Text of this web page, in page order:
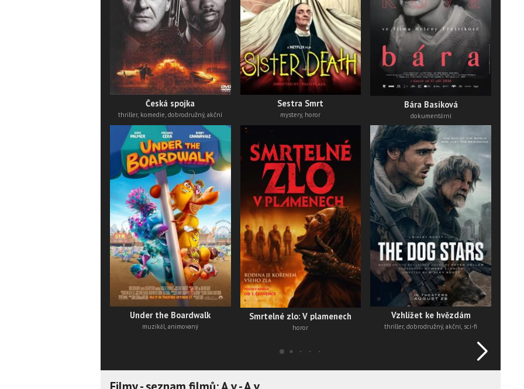
Česká spojka
thriller, komedie, dobrodružný, akční
Under the Boardwalk
muzikál, animovaný
Sestra Smrt
mystery, horor
Smrtelné zlo: V plamenech
horor
Bára Basiková
dokumentární
Vzhlížet ke hvězdám
thriller, dobrodružný, akční, sci-fi